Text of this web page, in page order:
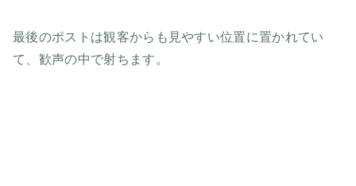
最後のポストは観客からも見やすい位置に置かれてい
て、歓声の中で射ちます。